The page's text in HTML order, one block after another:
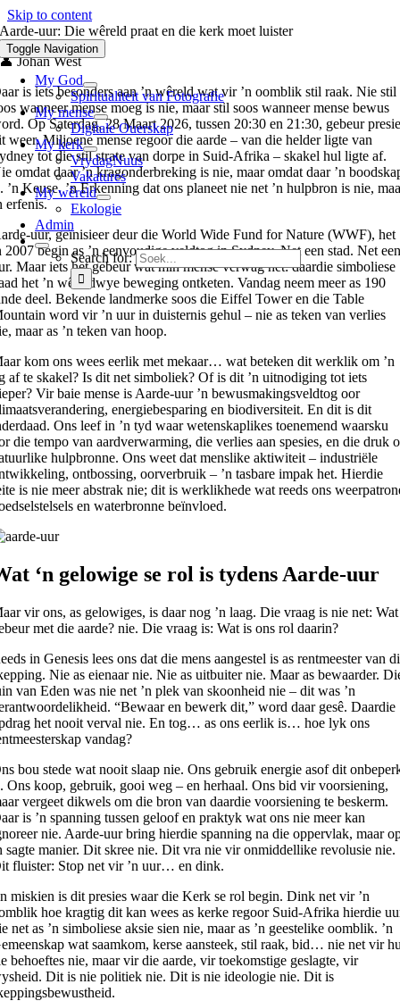
Skip to content
Toggle Navigation
My God
Spiritualiteit van Fotografie
My mense
Digitale Ouerskap
My kerk
VrydagNuus
Vakatures
My wêreld
Ekologie
Admin
Search for:
Aarde-uur: Die wêreld praat en die kerk moet luister
👤 Johan West
is iets besonders aan ’n wêreld wat vir ’n oomblik stil raak. Nie stil
wanneer mense moeg is nie, maar stil soos wanneer mense bewus
Op Saterdag, 28 Maart 2026, tussen 20:30 en 21:30, gebeur
weer. Miljoene mense regoor die aarde – van die helder ligte van
tot die stil strate van dorpe in Suid-Afrika – skakel hul ligte af.
omdat daar ’n kragonderbreking is nie, maar omdat daar ’n
’n Keuse. ’n Erkenning dat ons planeet nie net ’n hulpbron is nie,
erfenis.
uur, geïnisieer deur die World Wide Fund for Nature (WWF), het
2007 begin as ’n eenvoudige veldtog in Sydney. Net een stad. Net
Maar iets het gebeur wat min mense verwag het: daardie simboliese
het ’n wêreldwye beweging ontketen. Vandag neem meer as 190
deel. Bekende landmerke soos die Eiffel Tower en die Table
word vir ’n uur in duisternis gehul – nie as teken van verlies
maar as ’n teken van hoop.
kom ons wees eerlik met mekaar… wat beteken dit werklik om ’n
af te skakel? Is dit net simboliek? Of is dit ’n uitnodiging tot iets
Vir baie mense is Aarde-uur ’n bewusmakingsveldtog oor
energiebesparing en biodiversiteit. En dit is dit
Ons leef in ’n tyd waar wetenskaplikes toenemend waarsku
die tempo van aardverwarming, die verlies aan spesies, en die druk
hulpbronne. Ons weet dat menslike aktiwiteit – industriële
ontbossing, oorverbruik – ’n tasbare impak het. Hierdie
is nie meer abstrak nie; dit is werklikhede wat reeds ons
en waterbronne beïnvloed.
‘n gelowige se rol is tydens Aarde-uur
vir ons, as gelowiges, is daar nog ’n laag. Die vraag is nie net: Wat
met die aarde? nie. Die vraag is: Wat is ons rol daarin?
in Genesis lees ons dat die mens aangestel is as rentmeester van
Nie as eienaar nie. Nie as uitbuiter nie. Maar as bewaarder.
van Eden was nie net ’n plek van skoonheid nie – dit was ’n
“Bewaar en bewerk dit,” word daar gesê. Daardie
het nooit verval nie. En tog… as ons eerlik is… hoe lyk ons
vandag?
bou stede wat nooit slaap nie. Ons gebruik energie asof dit
Ons koop, gebruik, gooi weg – en herhaal. Ons bid vir voorsiening,
vergeet dikwels om die bron van daardie voorsiening te beskerm.
is ’n spanning tussen geloof en praktyk wat ons nie meer kan
nie. Aarde-uur bring hierdie spanning na die oppervlak, maar
sagte manier. Dit skree nie. Dit vra nie vir onmiddellike revolusie nie.
fluister: Stop net vir ’n uur… en dink.
miskien is dit presies waar die Kerk se rol begin. Dink net vir ’n
hoe kragtig dit kan wees as kerke regoor Suid-Afrika hierdie
net as ’n simboliese aksie sien nie, maar as ’n geestelike oomblik. ’n
wat saamkom, kerse aansteek, stil raak, bid… nie net vir
behoeftes nie, maar vir die aarde, vir toekomstige geslagte, vir
Dit is nie politiek nie. Dit is nie ideologie nie. Dit is